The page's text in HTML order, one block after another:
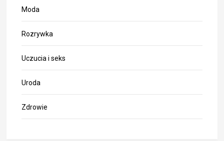
Moda
Rozrywka
Uczucia i seks
Uroda
Zdrowie